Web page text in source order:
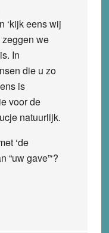
‘kijk eens wij
zeggen we
In
die u zo
is
voor de
natuurlijk.
‘de
“uw gave”‘?